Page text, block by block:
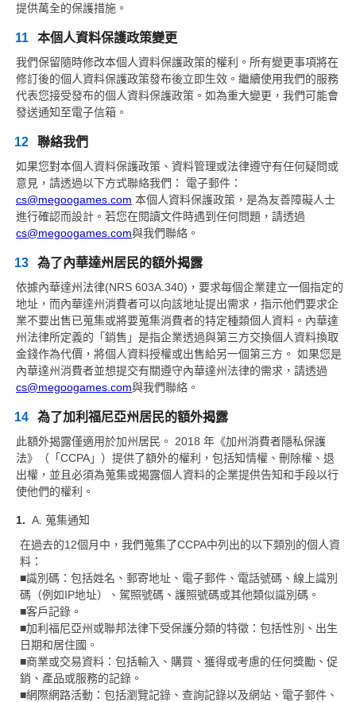
提供萬全的保護措施。
11 本個人資料保護政策變更
我們保留隨時修改本個人資料保護政策的權利。所有變更事項將在
修訂後的個人資料保護政策發布後立即生效。繼續使用我們的服務
代表您接受發布的個人資料保護政策。如為重大變更，我們可能會
發送通知至電子信箱。
12 聯絡我們
如果您對本個人資料保護政策、資料管理或法律遵守有任何疑問或
意見，請透過以下方式聯絡我們： 電子郵件：
cs@megoogames.com 本個人資料保護政策，是為友善障礙人士
進行確認而設計。若您在閱讀文件時遇到任何問題，請透過
cs@megoogames.com與我們聯絡。
13 為了內華達州居民的額外揭露
依據內華達州法律(NRS 603A.340)，要求每個企業建立一個指定的
地址，而內華達州消費者可以向該地址提出需求，指示他們要求企
業不要出售已蒐集或將要蒐集消費者的特定種類個人資料。內華達
州法律所定義的「銷售」是指企業透過與第三方交換個人資料換取
金錢作為代價，將個人資料授權或出售給另一個第三方。 如果您是
內華達州消費者並想提交有關遵守內華達州法律的需求，請透過
cs@megoogames.com與我們聯絡。
14 為了加利福尼亞州居民的額外揭露
此額外揭露僅適用於加州居民。 2018 年《加州消費者隱私保護
法》（「CCPA」）提供了額外的權利，包括知情權、刪除權、退
出權，並且必須為蒐集或揭露個人資料的企業提供告知和手段以行
使他們的權利。
A. 蒐集通知
在過去的12個月中，我們蒐集了CCPA中列出的以下類別的個人資
料：
■識別碼：包括姓名、郵寄地址、電子郵件、電話號碼、線上識別
碼（例如IP地址）、駕照號碼、護照號碼或其他類似識別碼。
■客戶記錄。
■加利福尼亞州或聯邦法律下受保護分類的特徵：包括性別、出生
日期和居住國。
■商業或交易資料：包括輸入、購買、獲得或考慮的任何獎勵、促
銷、產品或服務的記錄。
■網際網路活動：包括瀏覽記錄、查詢記錄以及網站、電子郵件、